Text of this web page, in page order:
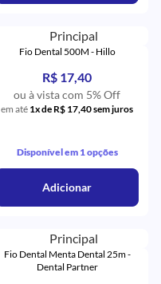
Fio Dental 500M - Hillo
R$ 17,40
ou à vista com 5% Off
em até 1x de R$ 17,40 sem juros
Disponível em 1 opções
Adicionar
Fio Dental Menta Dental 25m -
Dental Partner